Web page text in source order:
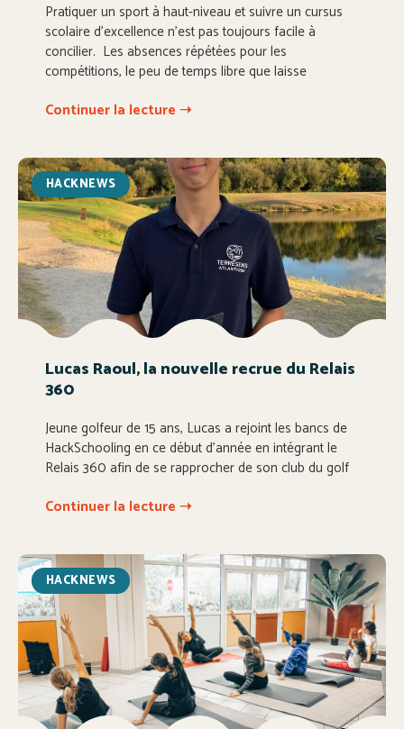
Pratiquer un sport à haut-niveau et suivre un cursus
scolaire d’excellence n’est pas toujours facile à
concilier. Les absences répétées pour les
compétitions, le peu de temps libre que laisse
Continuer la lecture ➝
HACKNEWS
Lucas Raoul, la nouvelle recrue du Relais
360
Jeune golfeur de 15 ans, Lucas a rejoint les bancs de
HackSchooling en ce début d’année en intégrant le
Relais 360 afin de se rapprocher de son club du golf
Continuer la lecture ➝
HACKNEWS